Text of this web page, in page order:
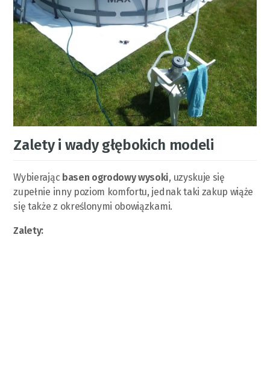
Zalety i wady głębokich modeli
Wybierając basen ogrodowy wysoki, uzyskuje się
zupełnie inny poziom komfortu, jednak taki zakup wiąże
się także z określonymi obowiązkami.
Zalety: